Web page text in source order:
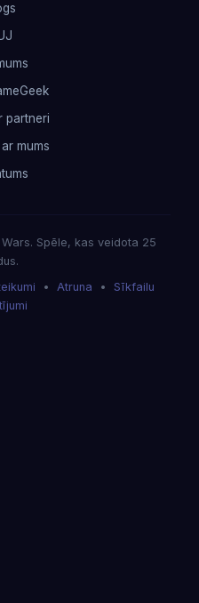
partneri
mums
Spēle, kas veidota 25
• Atruna • Sīkfailu